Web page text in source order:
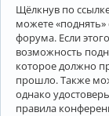
Щёлкнув по
можете
форума. Если
возможность
которое должно
прошло. Также
однако
правила